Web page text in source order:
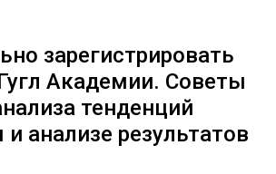
зарегистрировать
Академии. Советы
тенденций
и анализе результатов